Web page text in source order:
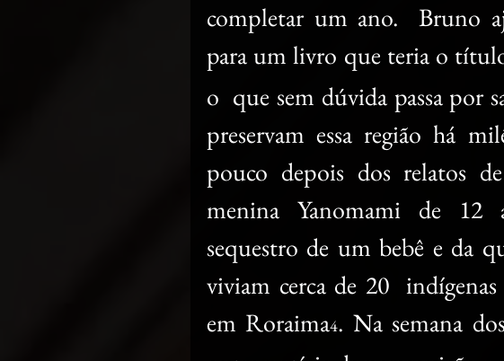
completar um ano.  Bruno
para um livro que teria o
o  que sem dúvida passa por
preservam essa região há
pouco depois dos relatos
menina Yanomami de 12
sequestro de um bebê e da
viviam cerca de 20
em Roraima4. Na semana